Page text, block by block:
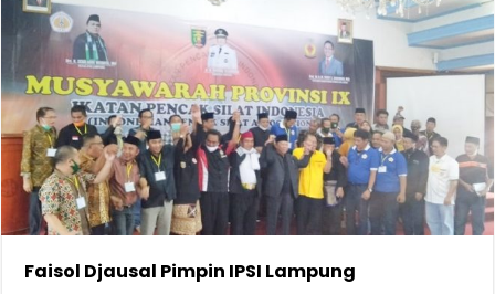
Faisol Djausal Pimpin IPSI Lampung